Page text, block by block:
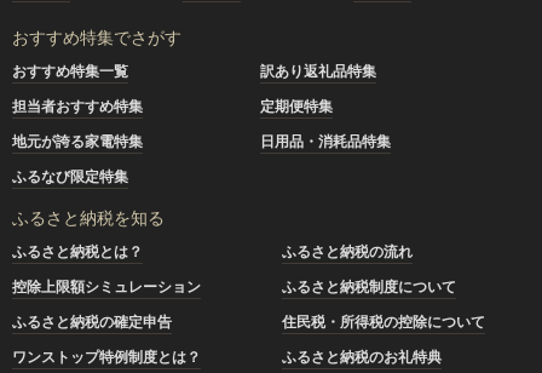
おすすめ特集でさがす
おすすめ特集一覧
訳あり返礼品特集
担当者おすすめ特集
定期便特集
地元が誇る家電特集
日用品・消耗品特集
ふるなび限定特集
ふるさと納税を知る
ふるさと納税とは？
ふるさと納税の流れ
控除上限額シミュレーション
ふるさと納税制度について
ふるさと納税の確定申告
住民税・所得税の控除について
ワンストップ特例制度とは？
ふるさと納税のお礼特典